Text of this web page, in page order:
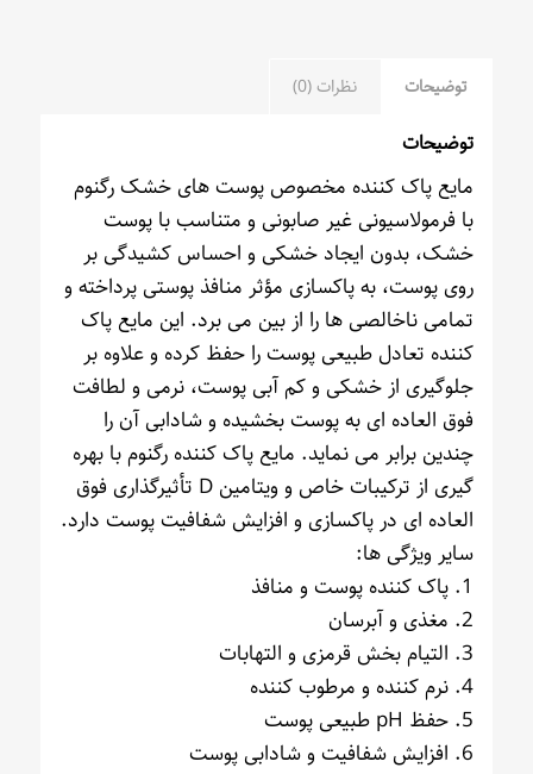
توضیحات نظرات (0)
توضیحات
مایع پاک کننده مخصوص پوست های خشک رگنوم
با فرمولاسیونی غیر صابونی و متناسب با پوست
خشک، بدون ایجاد خشکی و احساس کشیدگی بر
روی پوست، به پاکسازی مؤثر منافذ پوستی پرداخته و
تمامی ناخالصی ها را از بین می برد. این مایع پاک
کننده تعادل طبیعی پوست را حفظ کرده و علاوه بر
جلوگیری از خشکی و کم آبی پوست، نرمی و لطافت
فوق العاده ای به پوست بخشیده و شادابی آن را
چندین برابر می نماید. مایع پاک کننده رگنوم با بهره
گیری از ترکیبات خاص و ویتامین D تأثیرگذاری فوق
العاده ای در پاکسازی و افزایش شفافیت پوست دارد.
سایر ویژگی ها:
1. پاک کننده پوست و منافذ
2. مغذی و آبرسان
3. التیام بخش قرمزی و التهابات
4. نرم کننده و مرطوب کننده
5. حفظ pH طبیعی پوست
6. افزایش شفافیت و شادابی پوست